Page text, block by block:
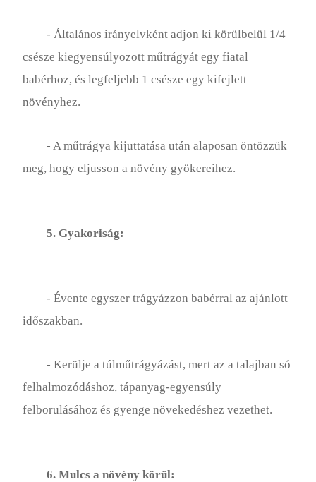
- Általános irányelvként adjon ki körülbelül 1/4
csésze kiegyensúlyozott műtrágyát egy fiatal
babérhoz, és legfeljebb 1 csésze egy kifejlett
növényhez.
- A műtrágya kijuttatása után alaposan öntözzük
meg, hogy eljusson a növény gyökereihez.
5. Gyakoriság:
- Évente egyszer trágyázzon babérral az ajánlott
időszakban.
- Kerülje a túlműtrágyázást, mert az a talajban só
felhalmozódáshoz, tápanyag-egyensúly
felborulásához és gyenge növekedéshez vezethet.
6. Mulcs a növény körül: